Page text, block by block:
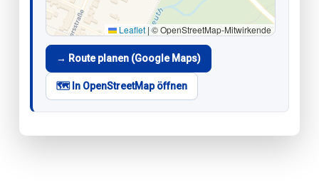
Leaflet |© OpenStreetMap-Mitwirkende
→ Route planen (Google Maps)
🗺️ In OpenStreetMap öffnen